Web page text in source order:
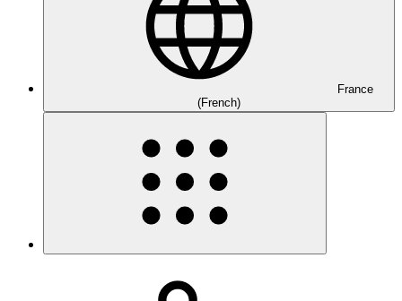
France
(French)